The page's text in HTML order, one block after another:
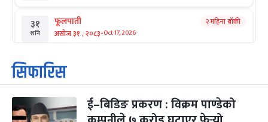
३१
शनि
फूलपाती
असोज ३१ , २०८३-Oct 17, 2026
२ महिना बाँकी
१
आइत
कार्तिक सङ्क्रान्ति
कार्तिक १, २०८३
३
मंगल
महानवमी
कार्तिक ३, २०८३-Oct 20, 2026
२ महिना बाँकी
सिफारिस
ई–बिडिङ प्रकरण : विक्रम पाण्डेको